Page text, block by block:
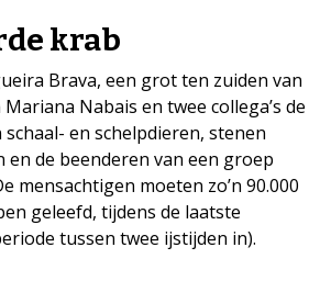
krab
Brava, een grot ten zuiden van
Nabais en twee collega’s de
en schelpdieren, stenen
de beenderen van een groep
mensachtigen moeten zo’n 90.000
geleefd, tijdens de laatste
tussen twee ijstijden in).